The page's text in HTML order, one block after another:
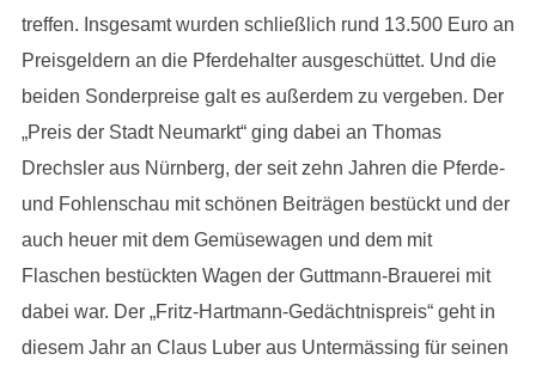
treffen. Insgesamt wurden schließlich rund 13.500 Euro an
Preisgeldern an die Pferdehalter ausgeschüttet. Und die
beiden Sonderpreise galt es außerdem zu vergeben. Der
„Preis der Stadt Neumarkt“ ging dabei an Thomas
Drechsler aus Nürnberg, der seit zehn Jahren die Pferde-
und Fohlenschau mit schönen Beiträgen bestückt und der
auch heuer mit dem Gemüsewagen und dem mit
Flaschen bestückten Wagen der Guttmann-Brauerei mit
dabei war. Der „Fritz-Hartmann-Gedächtnispreis“ geht in
diesem Jahr an Claus Luber aus Untermässing für seinen